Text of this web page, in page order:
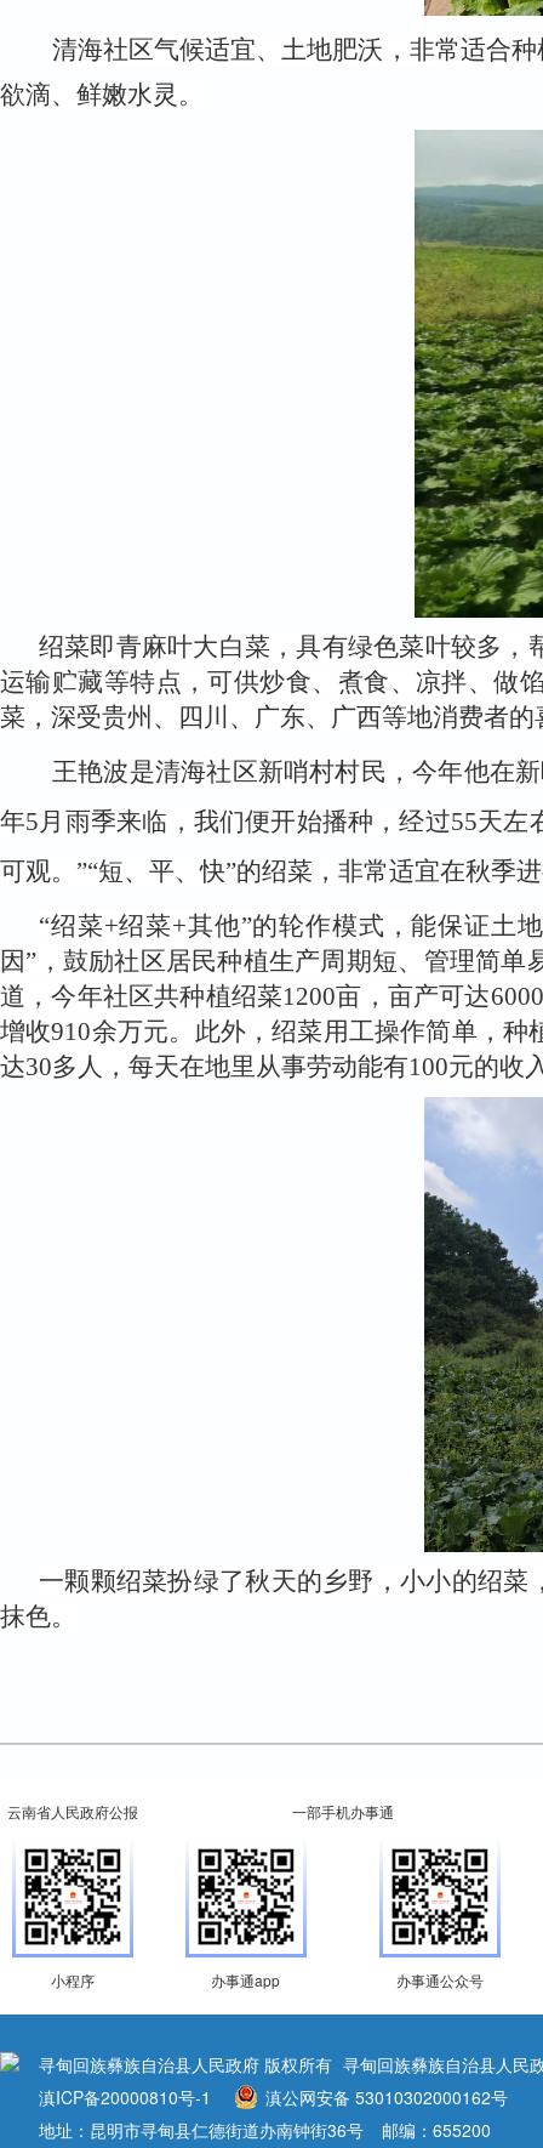
清海社区气候适宜、土地肥沃，非常适合种
欲滴、鲜嫩水灵。
绍菜即青麻叶大白菜，具有绿色菜叶较多
运输贮藏等特点，可供炒食、煮食、凉拌、做
菜，深受贵州、四川、广东、广西等地消费者的
王艳波是清海社区新哨村村民，今年他在
年5月雨季来临，我们便开始播种，经过55天左
可观。 ”“短、平、快”的绍菜，非常适宜在秋季
“绍菜+绍菜+其他”的轮作模式，能保证土
因”，鼓励社区居民种植生产周期短、管理简
道，今年社区共种植绍菜1200亩，亩产可达
增收910余万元。此外，绍菜用工操作简单，
达30多人，每天在地里从事劳动能有100元的收
一颗颗绍菜扮绿了秋天的乡野，小小的绍
抹色。
云南省人民政府公报
小程序
一部手机办事通
办事通app 办事通公众号
寻甸回族彝族自治县人民政府 版权所有 寻甸回族彝族自治县人民
滇ICP备20000810号-1
滇公网安备 53010302000162号
地址：昆明市寻甸县仁德街道办南钟街36号
邮编：655200